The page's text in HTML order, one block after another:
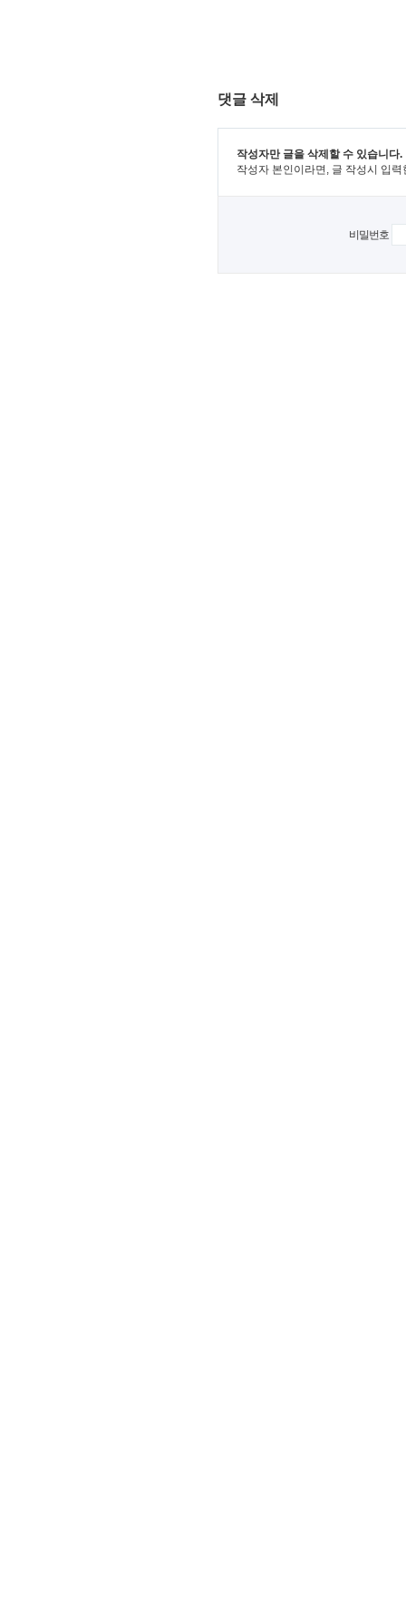
댓글 삭제
작성자만 글을 삭제할 수 있습니다.
작성자 본인이라면, 글 작성시 입
비밀번호